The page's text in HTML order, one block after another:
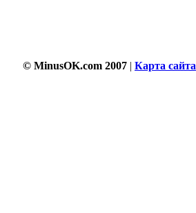
© MinusOK.com 2007 | Карта сайта